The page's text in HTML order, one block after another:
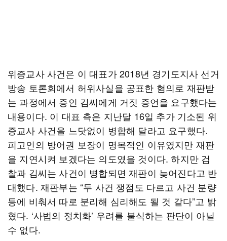
위증교사 사건은 이 대표가 2018년 경기도지사 선거
방송 토론회에서 허위사실을 공표한 혐의로 재판받
는 과정에서 증인 김씨에게 거짓 증언을 요구했다는
내용이다. 이 대표 측은 지난달 16일 추가 기소된 위
증교사 사건을 느닷없이 병합해 달라고 요구했다.
피고인의 방어권 보장이 명목적인 이유였지만 재판
을 지연시켜 보겠다는 의도였을 것이다. 하지만 검
찰과 김씨는 사건이 병합되면 재판이 늦어진다고 반
대했다. 재판부는 “두 사건 쟁점도 다르고 사건 분량
등에 비춰서 따로 분리해 심리해도 될 것 같다”고 밝
혔다. ‘사법의 정치화’ 우려를 불식하는 판단이 아닐
수 없다.